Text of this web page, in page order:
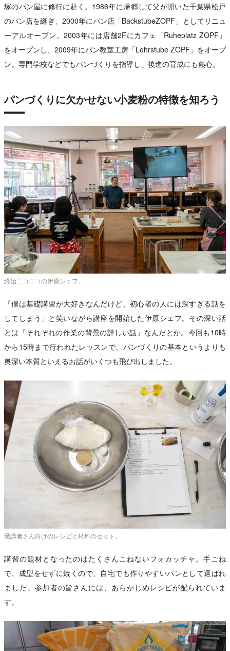
塚のパン屋に修行に赴く。1986年に帰郷して父が開いた千葉県松戸
のパン店を継ぎ、2000年にパン店「BackstubeZOPF」としてリニュ
ーアルオープン。2003年には店舗2Fにカフェ「Ruheplatz ZOPF」
をオープンし、2009年にパン教室工房「Lehrstube ZOPF」をオープ
ン。専門学校などでもパンづくりを指導し、後進の育成にも熱心。
パンづくりに欠かせない小麦粉の特徴を知ろう
終始ニコニコの伊原シェフ。
「僕は基礎講習が大好きなんだけど、初心者の人には深すぎる話を
してしまう」と笑いながら講座を開始した伊原シェフ。その深い話
とは「それぞれの作業の背景の詳しい話」なんだとか。今回も10時
から15時まで行われたレッスンで、パンづくりの基本というよりも
奥深い本質といえるお話がいくつも飛び出しました。
受講者さん向けのレシピと材料のセット。
講習の題材となったのはたくさんこねないフォカッチャ。手ごね
で、成型をせずに焼くので、自宅でも作りやすいパンとして選ばれ
ました。参加者の皆さんには、あらかじめレシピが配られていま
す。